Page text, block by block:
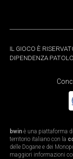
IL GIOCO È
DIPENDENZA
bwin è una piattaforma
territorio italiano con la
delle Dogane e dei
maggiori informazioni